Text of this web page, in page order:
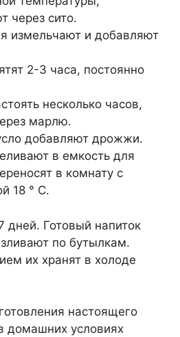
через сито.
измельчают и добавляют
2-3 часа, постоянно
несколько часов,
марлю.
добавляют дрожжи.
в емкость для
в комнату с
18 ° C.
дней. Готовый напиток
по бутылкам.
их хранят в холоде
настоящего
домашних условиях